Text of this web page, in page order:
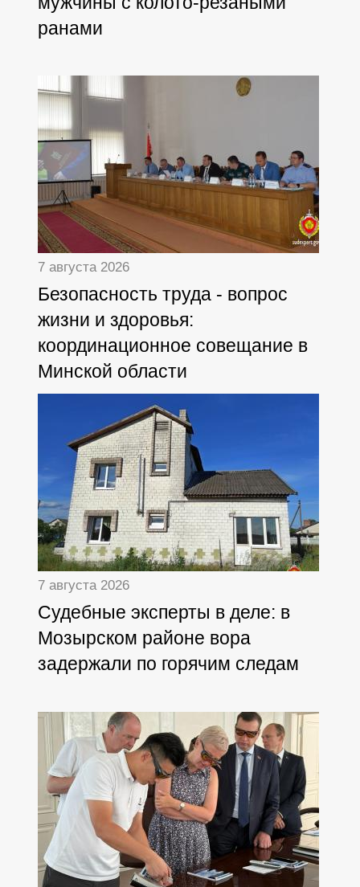
ранами
7 августа 2026
Безопасность труда - вопрос
жизни и здоровья:
координационное совещание в
Минской области
7 августа 2026
Судебные эксперты в деле: в
Мозырском районе вора
задержали по горячим следам